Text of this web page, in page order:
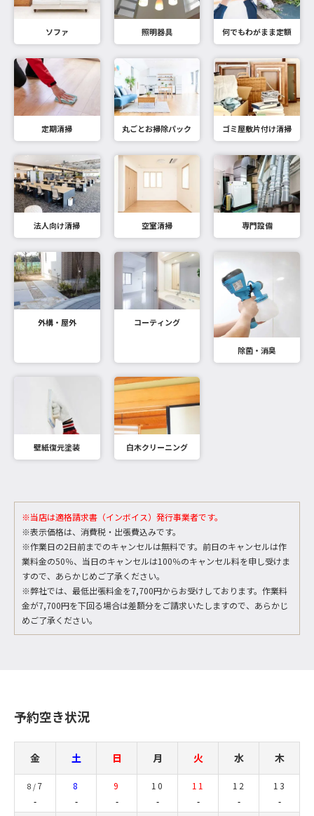
ソファ 照明器具 何でもわがまま定額
定期清掃 丸ごとお掃除パック ゴミ屋敷片付け清掃
法人向け清掃 空室清掃 専門設備
外構・屋外 コーティング
除菌・消臭
壁紙復元塗装 白木クリーニング
※当店は適格請求書（インボイス）発行事業者です。
※表示価格は、消費税・出張費込みです。
※作業日の2日前までのキャンセルは無料です。前日のキャンセルは作
業料金の50％、当日のキャンセルは100％のキャンセル料を申し受けま
すので、あらかじめご了承ください。
※弊社では、最低出張料金を7,700円からお受けしております。作業料
金が7,700円を下回る場合は差額分をご請求いたしますので、あらかじ
めご了承ください。
予約空き状況
金 土 日 月 火 水 木
8/ 7
-
8
-
9
-
10
-
11
-
12
-
13
-